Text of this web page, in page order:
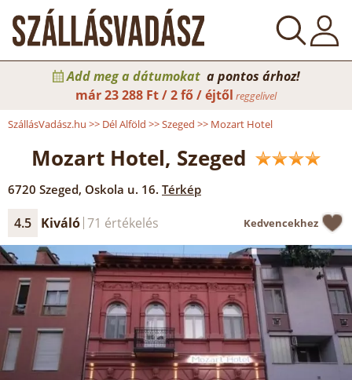
Add meg a dátumokat a pontos árhoz!
már23 288 Ft / 2 fő / éjtől reggelivel
SzállásVadász.hu >> Dél Alföld >>Szeged >> Mozart Hotel
Mozart Hotel, Szeged
6720 Szeged, Oskola u. 16. Térkép
4.5 Kiváló 71 értékelés Kedvencekhez